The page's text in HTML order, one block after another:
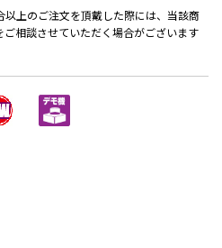
上のご注文を頂戴した際には、当該商
相談させていただく場合がございます